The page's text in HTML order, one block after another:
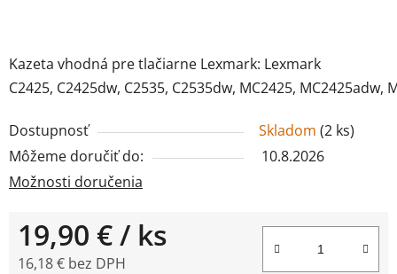
Kazeta vhodná pre tlačiarne Lexmark: Lexmark
C2425, C2425dw, C2535, C2535dw, MC2425, MC2425adw,
Dostupnosť Skladom (2 ks)
Môžeme doručiť do:
10.8.2026
Možnosti doručenia
19,90 €/ ks
16,18 € bez DPH